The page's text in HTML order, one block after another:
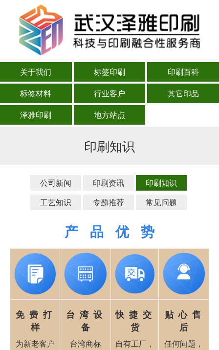
关于我们 标签印刷
印刷百科
标签材料
行业客户
其它印品
泽雅印刷
地方站点
印刷知识
公司新闻 印刷资讯
印刷知识
工艺知识
专题推荐 常见问题
产 品 优 势
免 费 打
样
为新老客户
台 湾 设
备
台湾商标
快 捷 交
货
自有工厂，
贴 心 售
后
任何问题，